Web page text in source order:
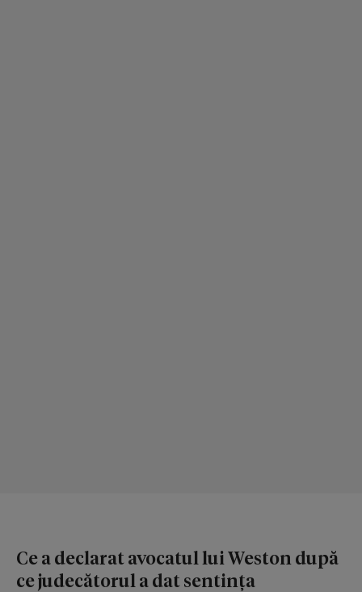
Ce a declarat avocatul lui Weston după
ce judecătorul a dat sentința